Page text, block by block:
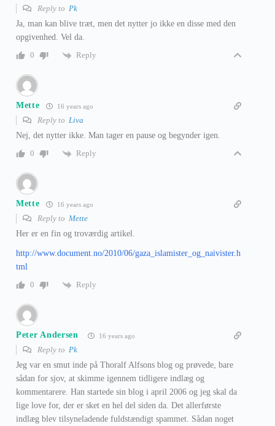
Reply to Pk
Ja, man kan blive træt, men det nytter jo ikke en disse med den
opgivenhed. Vel da.
0
Reply
Mette 16 years ago
Reply to Liva
Nej, det nytter ikke. Man tager en pause og begynder igen.
0
Reply
Mette 16 years ago
Reply to Mette
Her er en fin og troværdig artikel.
http://www.document.no/2010/06/gaza_islamister_og_naivister.h
tml
0
Reply
Peter Andersen 16 years ago
Reply to Pk
Jeg var en smut inde på Thoralf Alfsons blog og prøvede, bare
sådan for sjov, at skimme igennem tidligere indlæg og
kommentarere. Han startede sin blog i april 2006 og jeg skal da
lige love for, der er sket en hel del siden da. Det allerførste
indlæg blev tilsyneladende fuldstændigt spammet. Sådan noget